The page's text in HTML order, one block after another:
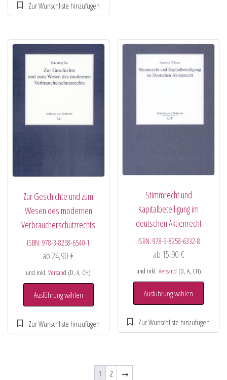
Zur Geschichte und zum
Wesen des modernen
Verbraucherschutzrechts
ISBN:978-3-8258-6540-1
ab24,90€
und inkl.Versand (D, A, CH)
Ausführung wählen
Stimmrecht und
Kapitalbeteiligung im
deutschen Aktienrecht
ISBN: 978-3-8258-6332-8
ab 15,90 €
und inkl. Versand (D, A, CH)
Ausführung wählen
1 2 →